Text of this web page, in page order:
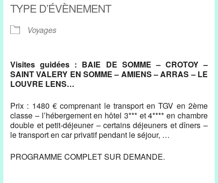
TYPE D’ÉVÈNEMENT
Voyages
Visites guidées : BAIE DE SOMME – CROTOY –
SAINT VALERY EN SOMME – AMIENS – ARRAS – LE
LOUVRE LENS…
Prix : 1480 € comprenant le transport en TGV en 2ème
classe – l’hébergement en hôtel 3*** et 4**** en chambre
double et petit-déjeuner – certains déjeuners et dîners –
le transport en car privatif pendant le séjour, …
PROGRAMME COMPLET SUR DEMANDE.